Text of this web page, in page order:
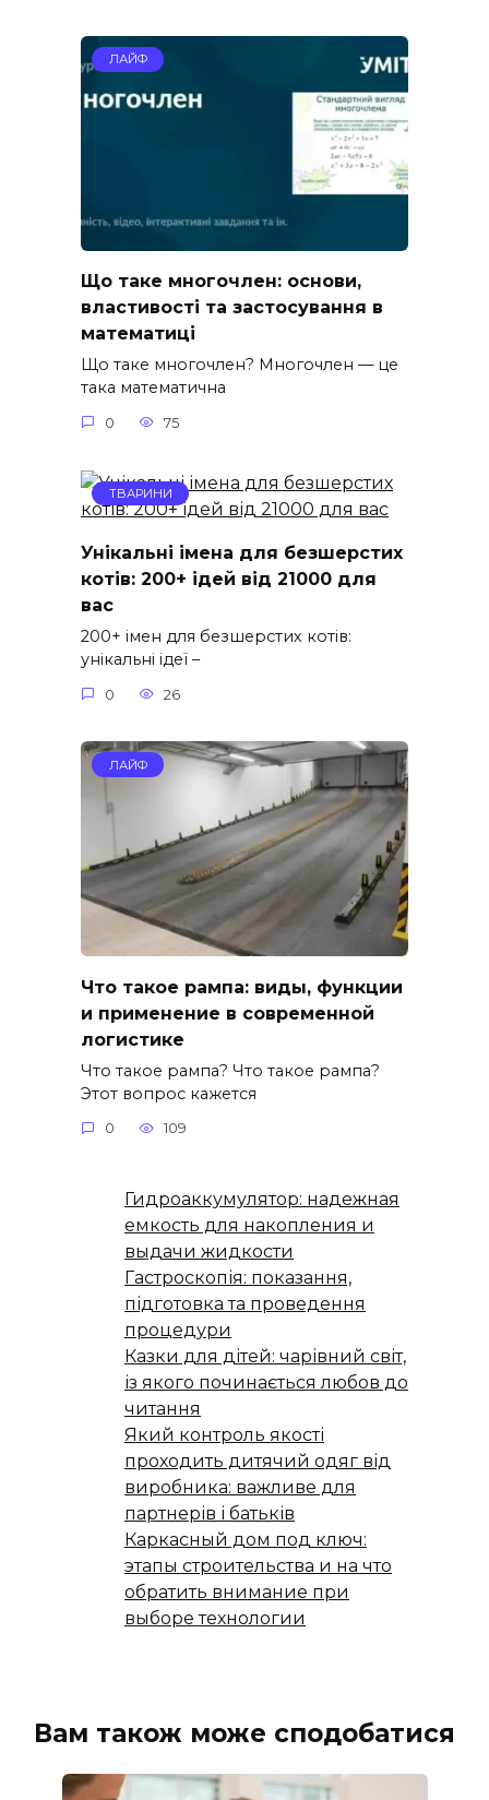
ЛАЙФ
Що таке многочлен: основи,
властивості та застосування в
математиці
Що таке многочлен? Многочлен — це
така математична
0 75
ТВАРИНИ
Унікальні імена для безшерстих
котів: 200+ ідей від 21000 для
вас
200+ імен для безшерстих котів:
унікальні ідеї –
0 26
ЛАЙФ
Что такое рампа: виды, функции
и применение в современной
логистике
Что такое рампа? Что такое рампа?
Этот вопрос кажется
0 109
Гидроаккумулятор: надежная
емкость для накопления и
выдачи жидкости
Гастроскопія: показання,
підготовка та проведення
процедури
Казки для дітей: чарівний світ,
із якого починається любов до
читання
Який контроль якості
проходить дитячий одяг від
виробника: важливе для
партнерів і батьків
Каркасный дом под ключ:
этапы строительства и на что
обратить внимание при
выборе технологии
Вам також може сподобатися